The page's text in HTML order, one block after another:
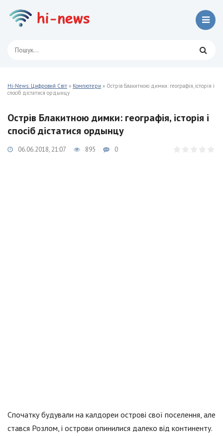
Hi-News: Цифровий Світ » Компютери » Острів Блакитною димки: географія, історія і
спосіб дістатися ордынцу
Острів Блакитною димки: географія, історія і
спосіб дістатися ордынцу
06.06.2018, 21:07 895 0
Спочатку будували на калдореи острові свої поселення, але
стався Розлом, і острови опинилися далеко від континенту.